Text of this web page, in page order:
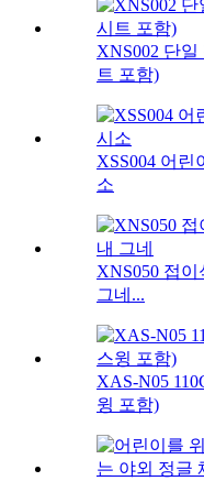
XNS002 단일
트 포함)
XSS004 어린
소
XNS050 접
그네...
XAS-N05
윙 포함)